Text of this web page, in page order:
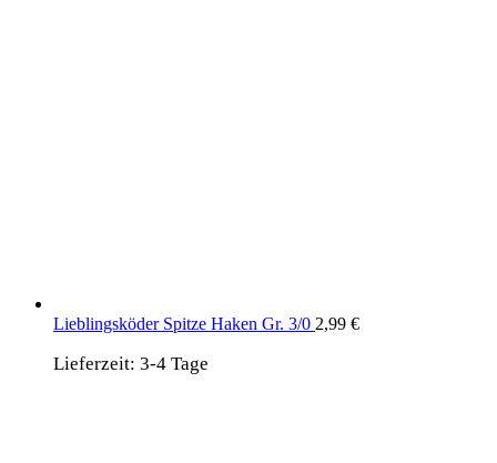
Lieblingsköder Spitze Haken Gr. 3/0 2,99 €
Lieferzeit: 3-4 Tage